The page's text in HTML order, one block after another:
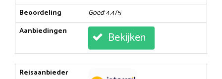
Beoordeling Goed: 4,4/5
Aanbiedingen
Bekijken
Reisaanbieder